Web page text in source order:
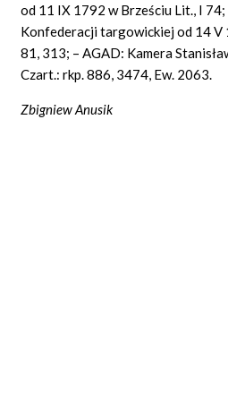
od 11 IX 1792 w Brześciu Lit., I 74;
Konfederacji targowickiej od 14 V
81, 313; – AGAD: Kamera
Czart.: rkp. 886, 3474, Ew. 2063.
Zbigniew Anusik